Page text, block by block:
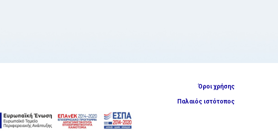
Όροι χρήσης
Παλαιός ιστότοπος